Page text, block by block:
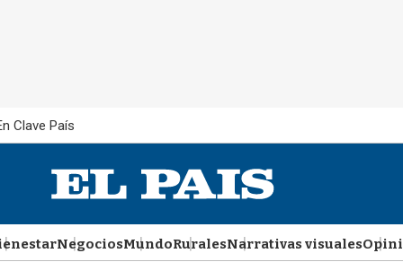
Clave País
NegociosMundoRuralesNarrativas visuales